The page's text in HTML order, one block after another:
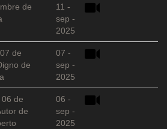
de
11 -
sep -
2025
de
de
07 -
sep -
2025
06 de
de
06 -
sep -
2025